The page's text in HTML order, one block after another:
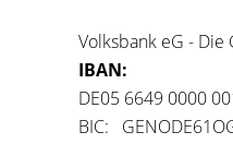
Volksbank eG - Die
IBAN:
DE05 6649 0000
BIC: